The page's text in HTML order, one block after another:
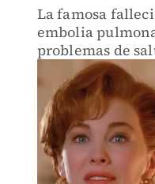
La famosa
embolia
problemas de